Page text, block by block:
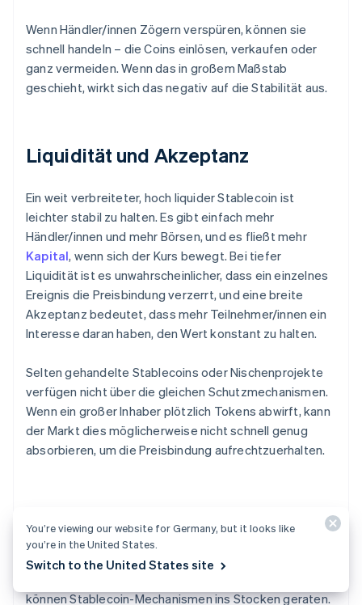
Wenn Händler/innen Zögern verspüren, können sie
schnell handeln – die Coins einlösen, verkaufen oder
ganz vermeiden. Wenn das in großem Maßstab
geschieht, wirkt sich das negativ auf die Stabilität aus.
Liquidität und Akzeptanz
Ein weit verbreiteter, hoch liquider Stablecoin ist
leichter stabil zu halten. Es gibt einfach mehr
Händler/innen und mehr Börsen, und es fließt mehr
Kapital, wenn sich der Kurs bewegt. Bei tiefer
Liquidität ist es unwahrscheinlicher, dass ein einzelnes
Ereignis die Preisbindung verzerrt, und eine breite
Akzeptanz bedeutet, dass mehr Teilnehmer/innen ein
Interesse daran haben, den Wert konstant zu halten.
Selten gehandelte Stablecoins oder Nischenprojekte
verfügen nicht über die gleichen Schutzmechanismen.
Wenn ein großer Inhaber plötzlich Tokens abwirft, kann
der Markt dies möglicherweise nicht schnell genug
absorbieren, um die Preisbindung aufrechtzuerhalten.
Wenn Einlösungen pausieren, Smart Contracts
können Stablecoin-Mechanismen ins Stocken geraten.
You’re viewing our website for Germany, but it looks like
you’re in the United States.
Switch to the United States site